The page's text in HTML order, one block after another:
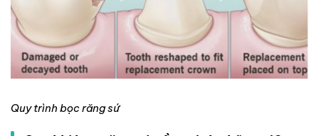
Quy trình bọc răng sứ